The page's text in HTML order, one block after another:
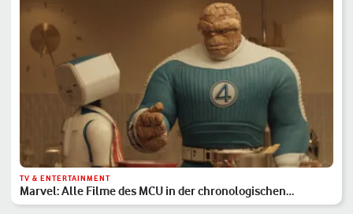
TV & ENTERTAINMENT
Marvel: Alle Filme des MCU in der chronologischen
Reihenfolge